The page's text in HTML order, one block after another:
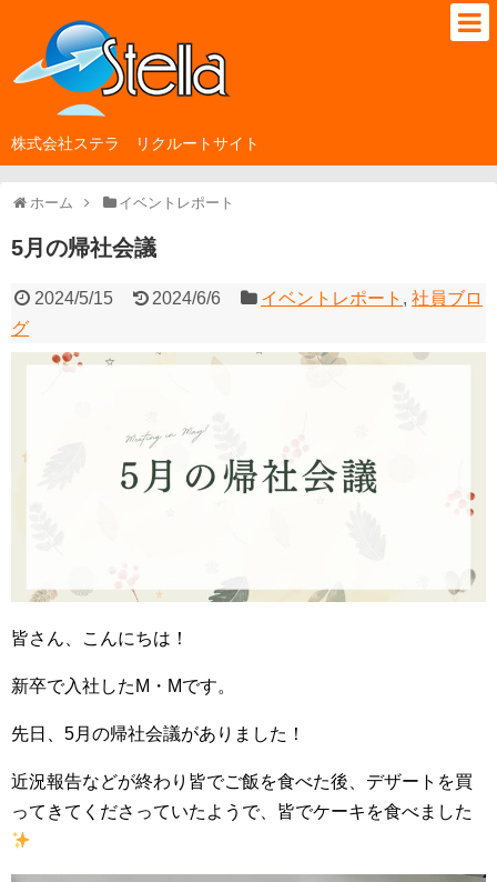
株式会社ステラ リクルートサイト
ホーム イベントレポート
5月の帰社会議
2024/5/15 2024/6/6 イベントレポート ,社員ブロ
グ
皆さん、こんにちは！
新卒で入社したM・Mです。
先日、5月の帰社会議がありました！
近況報告などが終わり皆でご飯を食べた後、デザートを買
ってきてくださっていたようで、皆でケーキを食べました